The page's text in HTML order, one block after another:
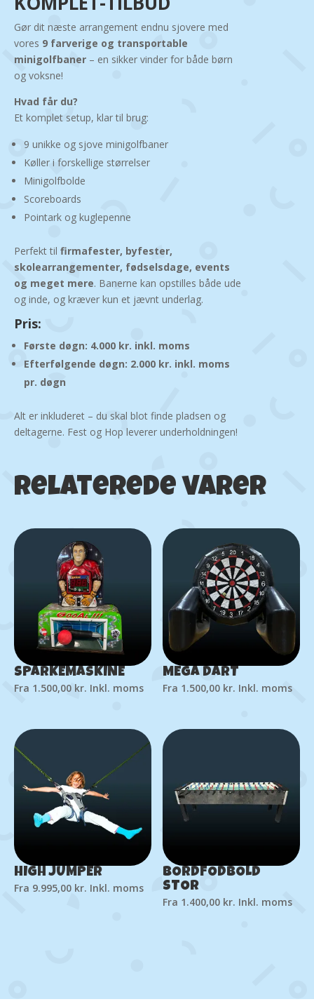
Gør dit næste arrangement endnu sjovere med
vores 9 farverige og transportable
minigolfbaner – en sikker vinder for både børn
og voksne!
Hvad får du?
Et komplet setup, klar til brug:
9 unikke og sjove minigolfbaner
Køller i forskellige størrelser
Minigolfbolde
Scoreboards
Pointark og kuglepenne
Perfekt til firmafester, byfester,
skolearrangementer, fødselsdage, events
og meget mere. Banerne kan opstilles både ude
og inde, og kræver kun et jævnt underlag.
Pris:
Første døgn: 4.000 kr. inkl. moms
Efterfølgende døgn: 2.000 kr. inkl. moms
pr. døgn
Alt er inkluderet – du skal blot finde pladsen og
deltagerne. Fest og Hop leverer underholdningen!
Relaterede varer
SPARKEMASKINE
Fra 1.500,00 kr. Inkl. moms
MEGA DART
Fra 1.500,00 kr. Inkl. moms
HIGH JUMPER
Fra 9.995,00 kr. Inkl. moms
BORDFODBOLD
STOR
Fra 1.400,00 kr. Inkl. moms